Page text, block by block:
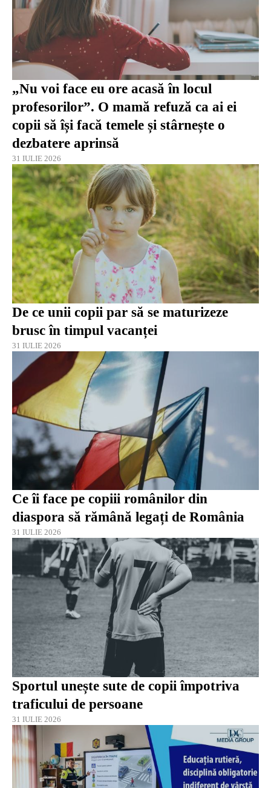
„Nu voi face eu ore acasă în locul
profesorilor”. O mamă refuză ca ai ei
copii să își facă temele și stârnește o
dezbatere aprinsă
31 IULIE 2026
De ce unii copii par să se maturizeze
brusc în timpul vacanței
31 IULIE 2026
Ce îi face pe copiii românilor din
diaspora să rămână legați de România
31 IULIE 2026
Sportul unește sute de copii împotriva
traficului de persoane
31 IULIE 2026